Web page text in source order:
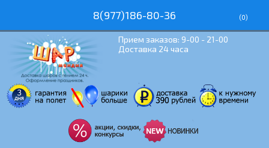
8(977)186-80-36 (0)
Прием заказов: 9-00 - 21-00
Доставка 24 часа